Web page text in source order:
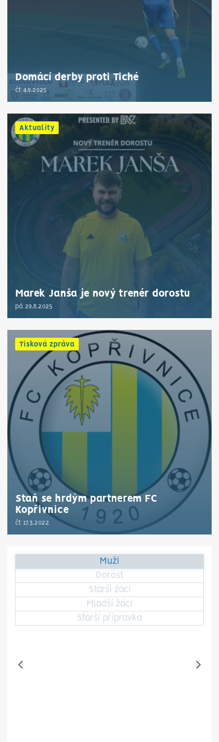
Domácí derby proti Tiché
čt 4.9.2025
Aktuality
Marek Janša je nový trenér dorostu
pá 29.8.2025
Tisková zpráva
Staň se hrdým partnerem FC
Kopřivnice
čt 17.3.2022
Muži
Dorost
Starší žáci
Mladší žáci
Starší přípravka